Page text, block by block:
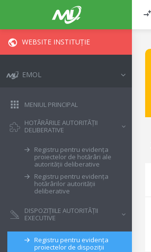
WEBSITE INSTITUȚIE
EMOL
MENIUL PRINCIPAL
HOTĂRÂRILE AUTORITĂȚII
DELIBERATIVE
Registru pentru evidența
proiectelor de hotărâri ale
autorității deliberative
Registru pentru evidența
hotărârilor autorității
deliberative
DISPOZIȚIILE AUTORITĂȚII
EXECUTIVE
Registru pentru evidența
proiectelor de dispoziții